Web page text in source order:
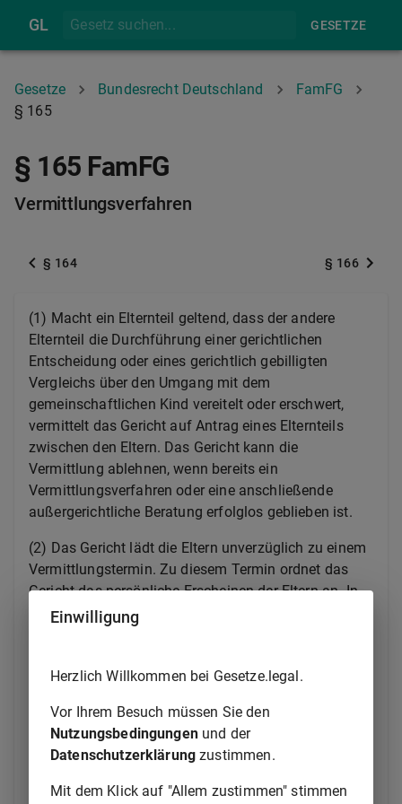
GL GESETZE
Gesetze Bundesrecht Deutschland
FamFG
§ 165
§ 165 FamFG
Vermittlungsverfahren
§ 164 § 166
(1) Macht ein Elternteil geltend, dass der andere
Elternteil die Durchführung einer gerichtlichen
Entscheidung oder eines gerichtlich gebilligten
Vergleichs über den Umgang mit dem
gemeinschaftlichen Kind vereitelt oder erschwert,
vermittelt das Gericht auf Antrag eines Elternteils
zwischen den Eltern. Das Gericht kann die
Vermittlung ablehnen, wenn bereits ein
Vermittlungsverfahren oder eine anschließende
außergerichtliche Beratung erfolglos geblieben ist.
(2) Das Gericht lädt die Eltern unverzüglich zu einem
Vermittlungstermin. Zu diesem Termin ordnet das
Gericht das persönliche Erscheinen der Eltern an. In
der Ladung weist das Gericht darauf hin, welche
das Gericht auch das Jugendamt zu dem Termin.
(3) In dem Termin erörtert das Gericht mit den Eltern,
welche Folgen das Unterbleiben des Umgangs für
das Wohl des Kindes haben kann. Es weist auf die
Umgang vereitelt oder erschwert wird, insbesondere
Einwilligung
Herzlich Willkommen bei Gesetze.legal.
Vor Ihrem Besuch müssen Sie den
Nutzungsbedingungenund der
Datenschutzerklärung zustimmen.
Mit dem Klick auf "Allem zustimmen" stimmen